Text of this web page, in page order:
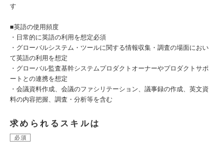
す
■英語の使用頻度
・日常的に英語の利用を想定必須
・グローバルシステム・ツールに関する情報収集・調査の場面におい
て英語の利用を想定
・グローバル監査基幹システムプロダクトオーナーやプロダクトサポ
ートとの連携を想定
・会議資料作成、会議のファシリテーション、議事録の作成、英文資
料の内容把握、調査・分析等を含む
求められるスキルは
必須